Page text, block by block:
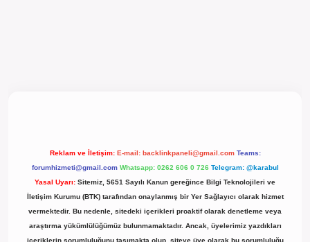
Reklam ve İletişim: E-mail: backlinkpaneli@gmail.com Teams:
forumhizmeti@gmail.com Whatsapp: 0262 606 0 726 Telegram: @karabul
Yasal Uyarı: Sitemiz, 5651 Sayılı Kanun gereğince Bilgi Teknolojileri ve
İletişim Kurumu (BTK) tarafından onaylanmış bir Yer Sağlayıcı olarak hizmet
vermektedir. Bu nedenle, sitedeki içerikleri proaktif olarak denetleme veya
araştırma yükümlülüğümüz bulunmamaktadır. Ancak, üyelerimiz yazdıkları
içeriklerin sorumluluğunu taşımakta olup, siteye üye olarak bu sorumluluğu